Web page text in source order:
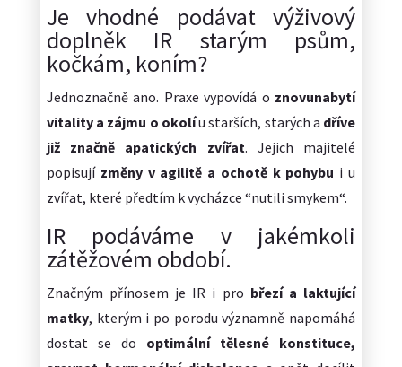
Je vhodné podávat výživový
doplněk IR starým psům,
kočkám, koním?
Jednoznačně ano. Praxe vypovídá o znovunabytí
vitality a zájmu o okolíu starších, starých a dříve
již značně apatických zvířat. Jejich majitelé
popisují změny v agilitě a ochotě k pohybu i u
zvířat, které předtím k vycházce “nutili smykem“.
IR podáváme v jakémkoli
zátěžovém období.
Značným přínosem je IR i pro březí a laktující
matky, kterým i po porodu významně napomáhá
dostat se do optimální tělesné konstituce,